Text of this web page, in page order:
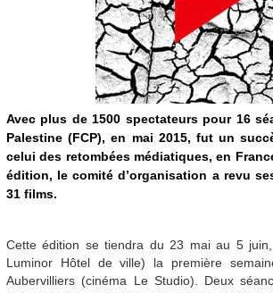
Avec plus de 1500 spectateurs pour 16
Palestine (FCP), en mai 2015, fut un
celui des retombées médiatiques, en
édition, le comité d’organisation a revu
31 films.
Cette édition se tiendra du 23 mai au 5
Luminor Hôtel de ville) la première
Aubervilliers (cinéma Le Studio). Deux